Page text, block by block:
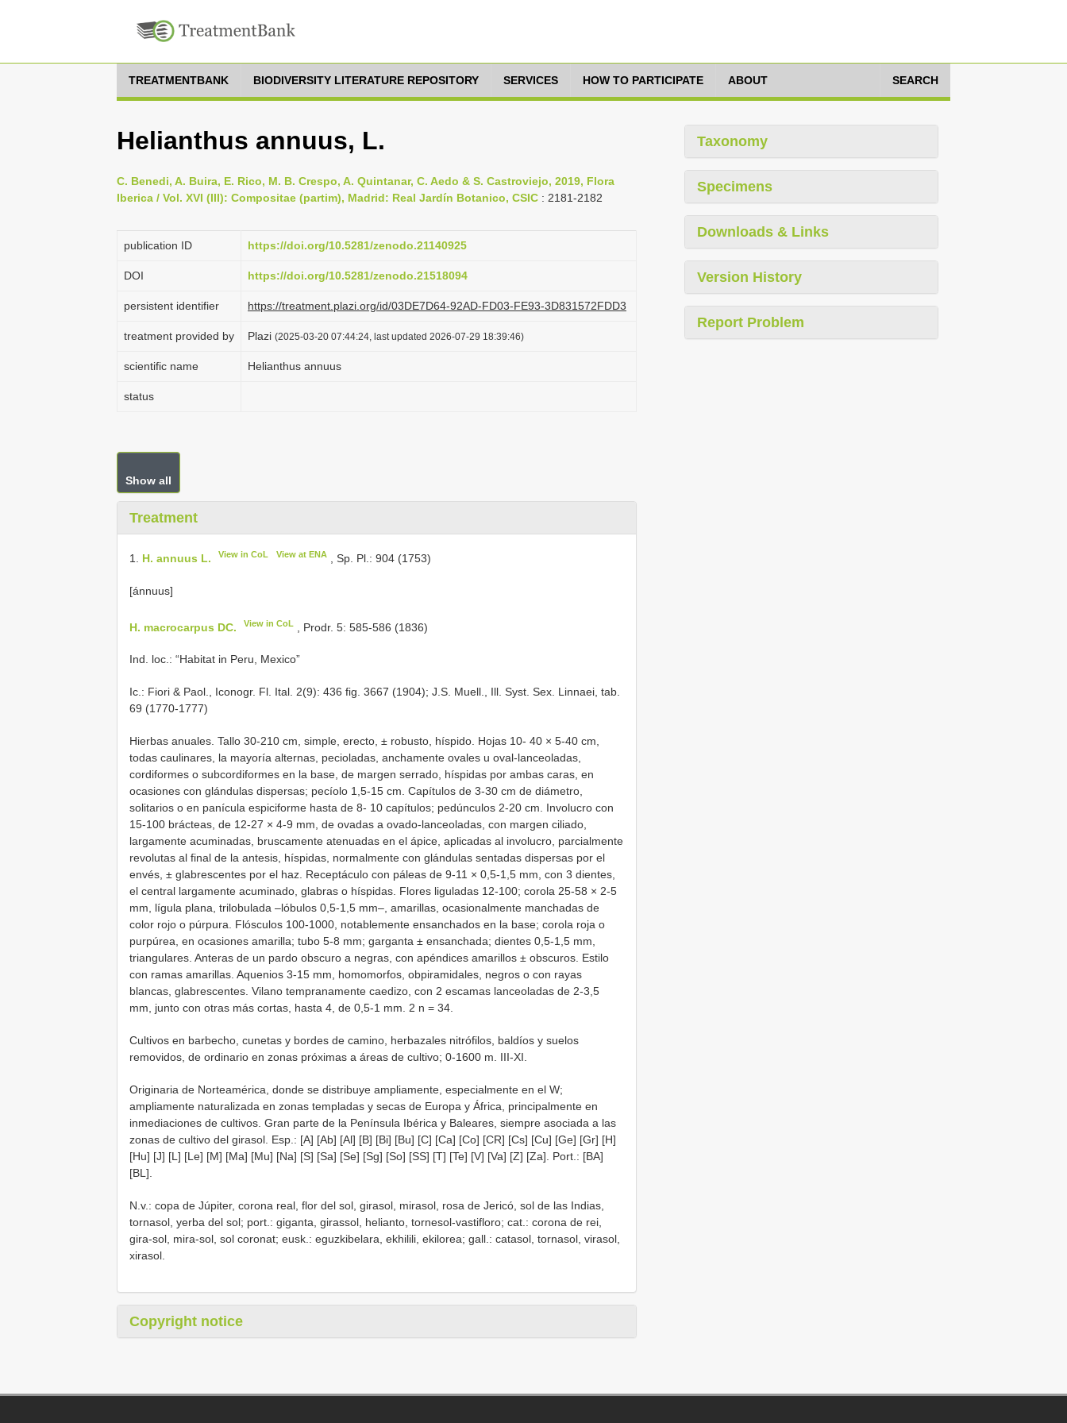
TREATMENTBANK BIODIVERSITY LITERATURE REPOSITORY SERVICES HOW TO PARTICIPATE ABOUT SEARCH
Helianthus annuus, L.
C. Benedi, A. Buira, E. Rico, M. B. Crespo, A. Quintanar, C. Aedo & S. Castroviejo, 2019, Flora
Iberica / Vol. XVI (III): Compositae (partim), Madrid: Real Jardín Botanico, CSIC : 2181-2182
publication ID https://doi.org/10.5281/zenodo.21140925
DOI https://doi.org/10.5281/zenodo.21518094
persistent identifier https://treatment.plazi.org/id/03DE7D64-92AD-FD03-FE93-3D831572FDD3
treatment provided by Plazi (2025-03-20 07:44:24, last updated 2026-07-29 18:39:46)
scientific name Helianthus annuus
status
Show all
Treatment
1. H. annuus L. View in CoL View at ENA, Sp. Pl.: 904 (1753)
[ánnuus]
H. macrocarpus DC. View in CoL , Prodr. 5: 585-586 (1836)
Ind. loc.: “Habitat in Peru, Mexico”
Ic.: Fiori & Paol., Iconogr. Fl. Ital. 2(9): 436 fig. 3667 (1904); J.S. Muell., Ill. Syst. Sex. Linnaei, tab.
69 (1770-1777)
Hierbas anuales. Tallo 30-210 cm, simple, erecto, ± robusto, híspido. Hojas 10- 40 × 5-40 cm,
todas caulinares, la mayoría alternas, pecioladas, anchamente ovales u oval-lanceoladas,
cordiformes o subcordiformes en la base, de margen serrado, híspidas por ambas caras, en
ocasiones con glándulas dispersas; pecíolo 1,5-15 cm. Capítulos de 3-30 cm de diámetro,
solitarios o en panícula espiciforme hasta de 8- 10 capítulos; pedúnculos 2-20 cm. Involucro con
15-100 brácteas, de 12-27 × 4-9 mm, de ovadas a ovado-lanceoladas, con margen ciliado,
largamente acuminadas, bruscamente atenuadas en el ápice, aplicadas al involucro, parcialmente
revolutas al final de la antesis, híspidas, normalmente con glándulas sentadas dispersas por el
envés, ± glabrescentes por el haz. Receptáculo con páleas de 9-11 × 0,5-1,5 mm, con 3 dientes,
el central largamente acuminado, glabras o híspidas. Flores liguladas 12-100; corola 25-58 × 2-5
mm, lígula plana, trilobulada –lóbulos 0,5-1,5 mm–, amarillas, ocasionalmente manchadas de
color rojo o púrpura. Flósculos 100-1000, notablemente ensanchados en la base; corola roja o
purpúrea, en ocasiones amarilla; tubo 5-8 mm; garganta ± ensanchada; dientes 0,5-1,5 mm,
triangulares. Anteras de un pardo obscuro a negras, con apéndices amarillos ± obscuros. Estilo
con ramas amarillas. Aquenios 3-15 mm, homomorfos, obpiramidales, negros o con rayas
blancas, glabrescentes. Vilano tempranamente caedizo, con 2 escamas lanceoladas de 2-3,5
mm, junto con otras más cortas, hasta 4, de 0,5-1 mm. 2 n = 34.
Cultivos en barbecho, cunetas y bordes de camino, herbazales nitrófilos, baldíos y suelos
removidos, de ordinario en zonas próximas a áreas de cultivo; 0-1600 m. III-XI.
Originaria de Norteamérica, donde se distribuye ampliamente, especialmente en el W;
ampliamente naturalizada en zonas templadas y secas de Europa y África, principalmente en
inmediaciones de cultivos. Gran parte de la Península Ibérica y Baleares, siempre asociada a las
zonas de cultivo del girasol. Esp.: [A] [Ab] [Al] [B] [Bi] [Bu] [C] [Ca] [Co] [CR] [Cs] [Cu] [Ge] [Gr] [H]
[Hu] [J] [L] [Le] [M] [Ma] [Mu] [Na] [S] [Sa] [Se] [Sg] [So] [SS] [T] [Te] [V] [Va] [Z] [Za]. Port.: [BA]
[BL].
N.v.: copa de Júpiter, corona real, flor del sol, girasol, mirasol, rosa de Jericó, sol de las Indias,
tornasol, yerba del sol; port.: giganta, girassol, helianto, tornesol-vastifloro; cat.: corona de rei,
gira-sol, mira-sol, sol coronat; eusk.: eguzkibelara, ekhilili, ekilorea; gall.: catasol, tornasol, virasol,
xirasol.
Copyright notice
Taxonomy
Specimens
Downloads & Links
Version History
Report Problem